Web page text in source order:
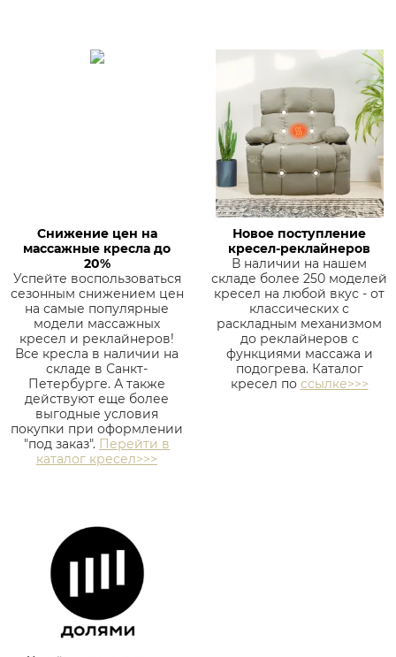
Снижение цен на
массажные кресла до
20%
Успейте воспользоваться
сезонным снижением цен
на самые популярные
модели массажных
кресел и реклайнеров!
Все кресла в наличии на
складе в Санкт-
Петербурге. А также
действуют еще более
выгодные условия
покупки при оформлении
"под заказ". Перейти в
каталог кресел>>>
Новое поступление
кресел-реклайнеров
В наличии на нашем
складе более 250 моделей
кресел на любой вкус - от
классических с
раскладным механизмом
до реклайнеров с
функциями массажа и
подогрева. Каталог
кресел по ссылке>>>